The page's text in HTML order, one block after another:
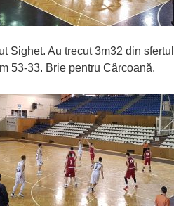
Sighet. Au trecut 3m32 din
53-33. Brie pentru Cârcoană.